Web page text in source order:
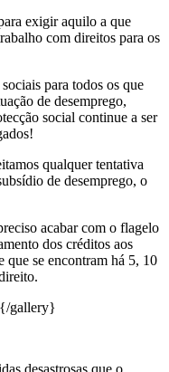
exigir aquilo a que
com direitos para os
para todos os que
de desemprego,
social continue a ser
qualquer tentativa
de desemprego, o
acabar com o flagelo
dos créditos aos
que se encontram há 5, 10
gallery}
desastrosas que o